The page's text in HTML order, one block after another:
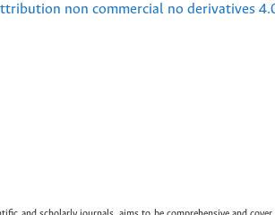
non commercial no derivatives